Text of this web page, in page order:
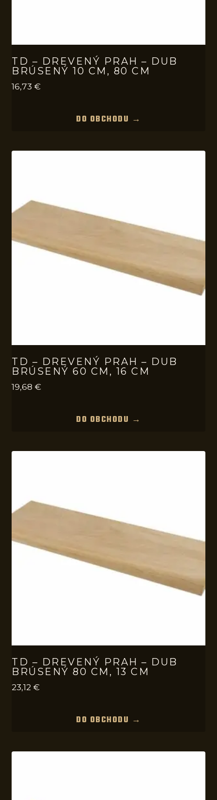
TD – DREVENÝ PRAH – DUB
BRÚSENÝ 10 CM, 80 CM
16,73 €
DO OBCHODU →
TD – DREVENÝ PRAH – DUB
BRÚSENÝ 60 CM, 16 CM
19,68 €
DO OBCHODU →
TD – DREVENÝ PRAH – DUB
BRÚSENÝ 80 CM, 13 CM
23,12 €
DO OBCHODU →